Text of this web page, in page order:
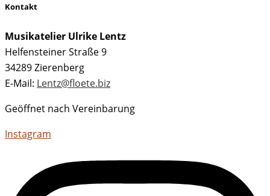
Kontakt
Musikatelier Ulrike Lentz
Helfensteiner Straße 9
34289 Zierenberg
E-Mail: Lentz@floete.biz
Geöffnet nach Vereinbarung
Instagram